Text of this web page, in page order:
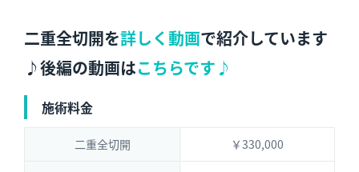
二重全切開を詳しく動画で紹介しています
♪後編の動画はこちらです♪
施術料金
二重全切開 ￥330,000